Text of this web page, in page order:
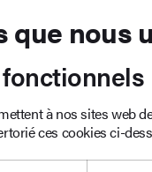
que nous
à nos sites web
ces cookies ci-